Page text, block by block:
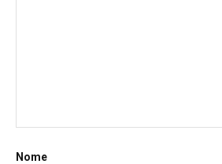
Nome